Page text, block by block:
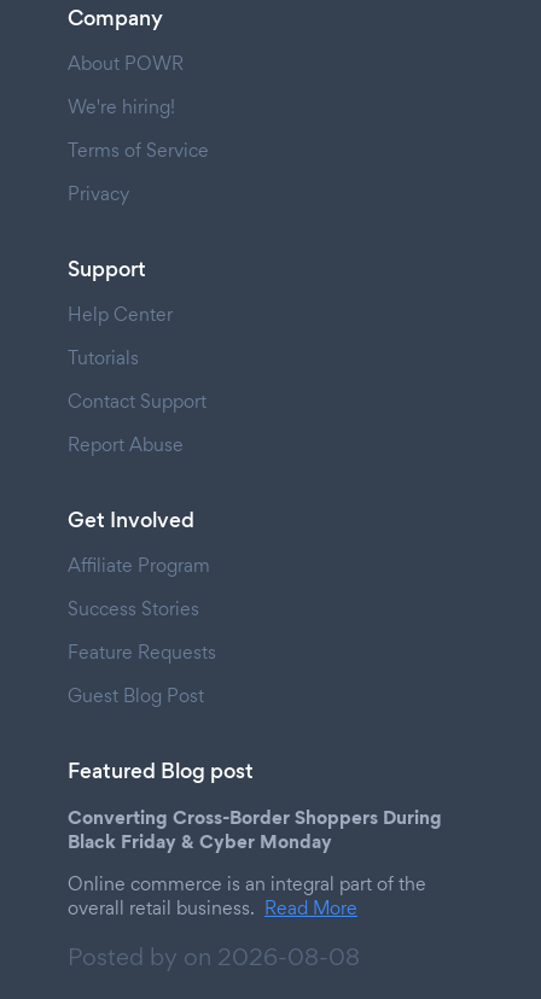
Company
About POWR
We're hiring!
Terms of Service
Privacy
Support
Help Center
Tutorials
Contact Support
Report Abuse
Get Involved
Affiliate Program
Success Stories
Feature Requests
Guest Blog Post
Featured Blog post
Converting Cross-Border Shoppers During
Black Friday & Cyber Monday
Online commerce is an integral part of the
overall retail business. Read More
Posted by on 2026-08-08